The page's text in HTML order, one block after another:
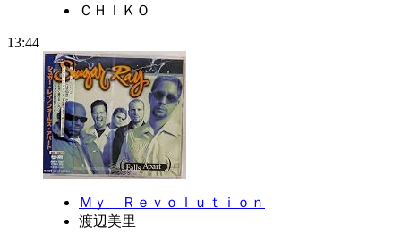
ＣＨＩＫＯ
13:44
Ｍｙ Ｒｅｖｏｌｕｔｉｏｎ
渡辺美里